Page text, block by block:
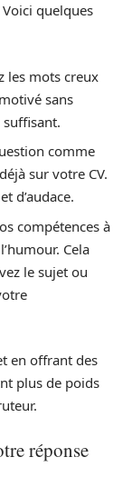
quelques
les mots creux
sans
comme
sur votre CV.
d’audace.
compétences à
Cela
le sujet ou
en offrant des
plus de poids
réponse